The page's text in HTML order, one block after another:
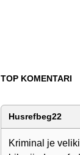
TOP KOMENTARI
Husrefbeg22
Kriminal je